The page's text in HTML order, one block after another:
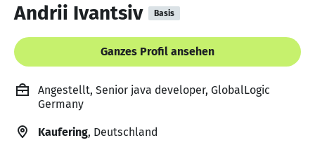
Andrii Ivantsiv Basis
Ganzes Profil ansehen
Angestellt, Senior java developer, GlobalLogic
Germany
Kaufering, Deutschland